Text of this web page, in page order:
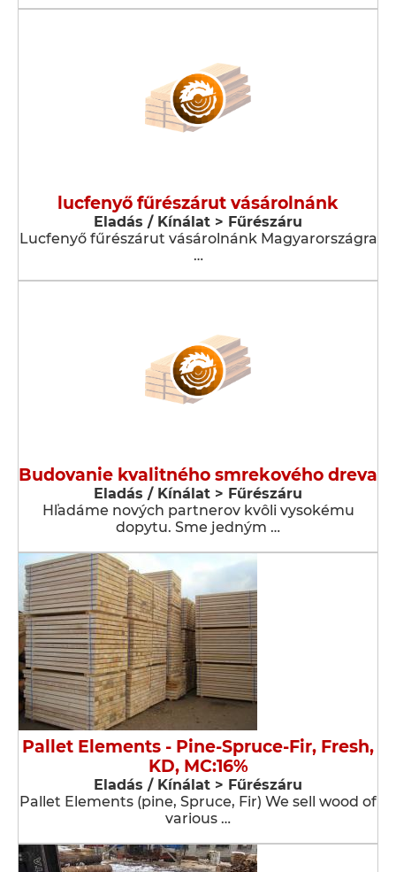
lucfenyő fűrészárut vásárolnánk
Eladás / Kínálat > Fűrészáru
Lucfenyő fűrészárut vásárolnánk Magyarországra
…
Budovanie kvalitného smrekového dreva
Eladás / Kínálat > Fűrészáru
Hľadáme nových partnerov kvôli vysokému
dopytu. Sme jedným …
Pallet Elements - Pine-Spruce-Fir, Fresh,
KD, MC:16%
Eladás / Kínálat > Fűrészáru
Pallet Elements (pine, Spruce, Fir) We sell wood of
various …